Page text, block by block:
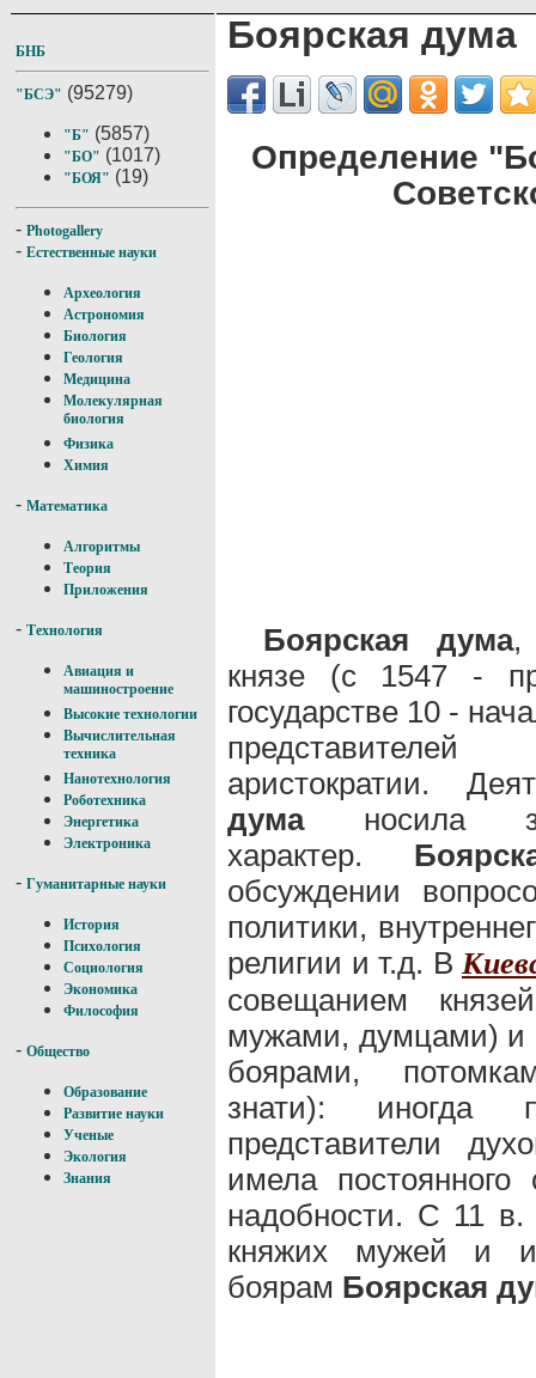
БНБ
"БСЭ" (95279)
"Б" (5857)
"БО" (1017)
"БОЯ" (19)
- Photogallery
- Естественные науки
Археология
Астрономия
Биология
Геология
Медицина
Молекулярная
биология
Физика
Химия
- Математика
Алгоритмы
Теория
Приложения
- Технология
Авиация и
машиностроение
Высокие технологии
Вычислительная
техника
Нанотехнология
Роботехника
Энергетика
Электроника
- Гуманитарные науки
История
Психология
Социология
Экономика
Философия
- Общество
Образование
Развитие науки
Ученые
Экология
Знания
Боярская дума
Определение
Боярская дума,
князе (с 1547 -
государстве 10 -
аристократии.
думаносила
характер.
обсуждении
политики,
религии и т.д. В
совещанием
мужами, думцами) и
боярами,
знати): иногда
представители
имела
надобности. С 11 в.
княжих мужей и
боярам Боярская